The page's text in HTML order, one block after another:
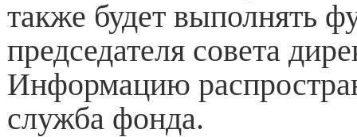
также будет выполнять
председателя совета
Информацию
служба фонда.